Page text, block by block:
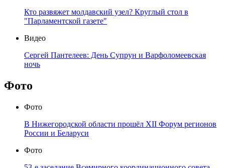
Кто развяжет молдавский узел? Круглый стол в
"Парламентской газете"
Видео
Сергей Пантелеев: День Супрун и Варфоломеевская
ночь
Фото
Фото
В Нижегородской области прошёл XII Форум регионов
России и Беларуси
Фото